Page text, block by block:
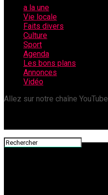
a la une
Vie locale
Faits divers
Culture
Sport
Agenda
Les bons plans
Annonces
Vidéo
Allez sur notre chaîne YouTube